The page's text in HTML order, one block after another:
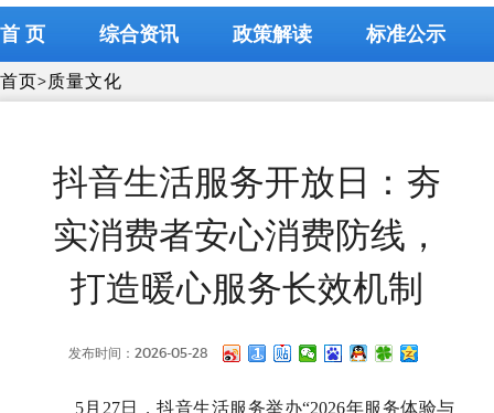
首 页 综合资讯 政策解读 标准公示
首页>质量文化
抖音生活服务开放日：夯
实消费者安心消费防线，
打造暖心服务长效机制
发布时间：2026-05-28
5月27日，抖音生活服务举办“2026年服务体验与